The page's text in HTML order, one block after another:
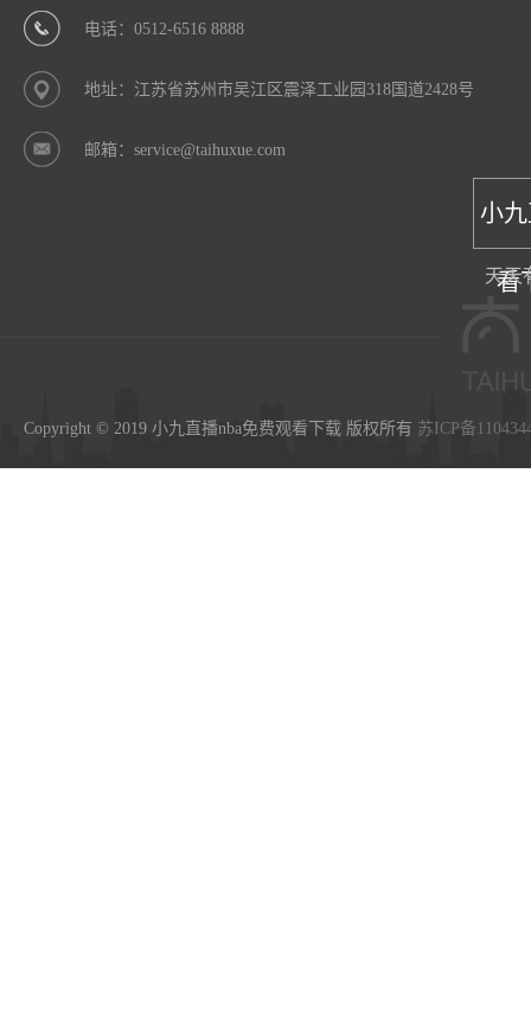
电话：0512-6516 8888
地址：江苏省苏州市吴江区震泽工业园318国道2428号
邮箱：service@taihuxue.com
小
看
天天
Copyright © 2019 小九直播nba免费观看下载 版权所有 苏ICP备